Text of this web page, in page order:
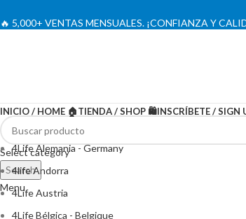
🔥 5,000+ VENTAS MENSUALES. ¡CONFIANZA Y
Select category
Search
Menu
INICIO / HOME 🏠TIENDA / SHOP 🛍️INSCRÍBETE / SIGN
4Life Alemania - Germany
4life Andorra
4Life Austria
4Life Bélgica - Belgique